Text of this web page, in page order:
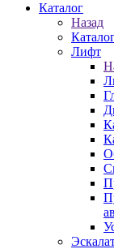
Каталог
Назад
Лифт